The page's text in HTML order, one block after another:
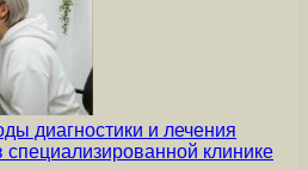
диагностики и лечения
специализированной клинике